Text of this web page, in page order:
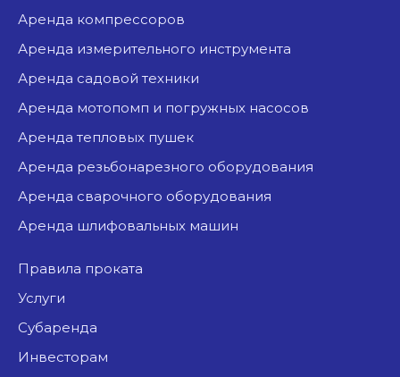
аренда компрессоров
аренда измерительного инструмента
аренда садовой техники
аренда мотопомп и погружных насосов
аренда тепловых пушек
аренда резьбонарезного оборудования
аренда сварочного оборудования
аренда шлифовальных машин
Правила проката
Услуги
Субаренда
Инвесторам